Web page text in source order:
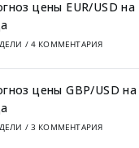
цены EUR/USD
/ 4 КОММЕНТАРИЯ
цены GBP/USD
/ 3 КОММЕНТАРИЯ